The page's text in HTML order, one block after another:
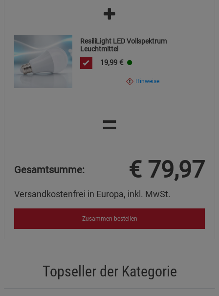
führen Sie es einer geeigneten Sammelstelle zu.
ResiliLight LED Vollspektrum
Leuchtmittel
19,99 €
Hinweise
=
Gesamtsumme: € 79,97
Versandkostenfrei in Europa, inkl. MwSt.
Zusammen bestellen
Topseller der Kategorie